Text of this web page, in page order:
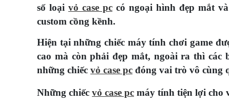
số loại vỏ case pccó ngoại hình đẹp mắt
custom cồng kềnh.
Hiện tại những chiếc máy tính chơi game
cao mà còn phải đẹp mắt, ngoài ra thì
những chiếc vỏ case pc đóng vai trò vô cùng
Những chiếc vỏ case pc máy tính tiện lợi cho